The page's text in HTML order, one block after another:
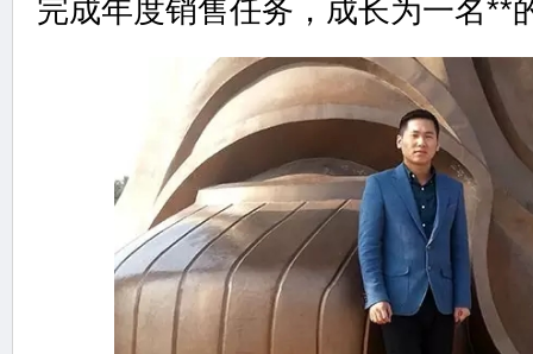
完成年度销售任务，成长为一名**